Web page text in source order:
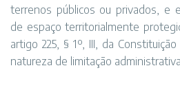
terrenos públicos ou privados, e
de espaço territorialmente
artigo 225, § 1º, III, da
natureza de limitação